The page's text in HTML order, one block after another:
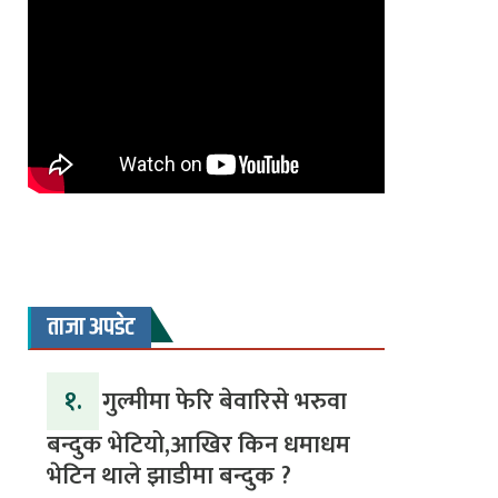
ताजा अपडेट
१. गुल्मीमा फेरि बेवारिसे भरुवा
बन्दुक भेटियो,आखिर किन धमाधम
भेटिन थाले झाडीमा बन्दुक ?